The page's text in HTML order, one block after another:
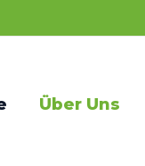
Über Uns